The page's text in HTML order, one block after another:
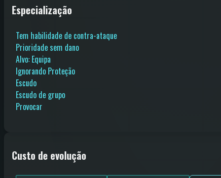
Especialização
Tem habilidade de contra-ataque
Prioridade sem dano
Alvo: Equipa
Ignorando Proteção
Escudo
Escudo de grupo
Provocar
Custo de evolução